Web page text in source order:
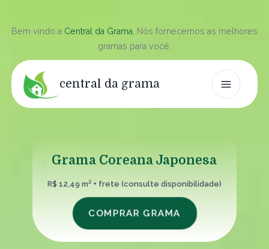
Bem vindo a Central da Grama.
Nós fornecemos as melhores
gramas para você.
central da grama
Japonesa
disponibilidade)
Grama Bermuda
R$ 12,49 m² + frete (consulte
COMPRAR